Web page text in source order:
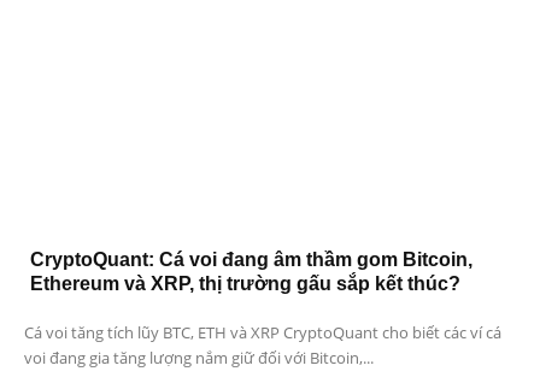
CryptoQuant: Cá voi đang âm thầm gom Bitcoin,
Ethereum và XRP, thị trường gấu sắp kết thúc?
Cá voi tăng tích lũy BTC, ETH và XRP CryptoQuant cho biết các ví cá
voi đang gia tăng lượng nắm giữ đối với Bitcoin,...